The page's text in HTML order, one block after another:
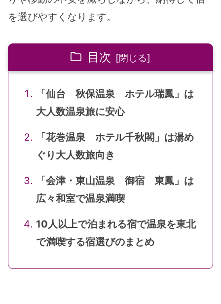
を選びやすくなります。
目次
「仙台 秋保温泉 ホテル瑞鳳」は
大人数温泉旅に安心
「花巻温泉 ホテル千秋閣」は湯め
ぐり大人数旅向き
「会津・東山温泉 御宿 東鳳」は
広々和室で温泉満喫
10人以上で泊まれる宿で温泉を東北
で満喫する宿選びのまとめ